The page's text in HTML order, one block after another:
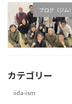
ブログ（ジム）
カテゴリー
iida-ism